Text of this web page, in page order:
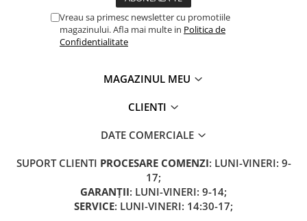
Cauciucuri Fat Bike
Controllere
Lumini
Piese Trotinete Electrice
PIESE UNIVERSALE
Vreau sa primesc newsletter cu promotiile
magazinului. Afla mai multe in Politica de
Confidentialitate
MAGAZINUL MEU
CLIENTI
DATE COMERCIALE
SUPORT CLIENTI PROCESARE COMENZI: LUNI-VINERI: 9-
17;
GARANȚII: LUNI-VINERI: 9-14;
SERVICE: LUNI-VINERI: 14:30-17;